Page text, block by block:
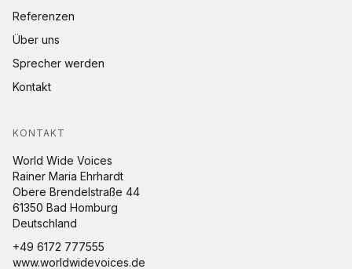
Referenzen
Über uns
Sprecher werden
Kontakt
KONTAKT
World Wide Voices
Rainer Maria Ehrhardt
Obere Brendelstraße 44
61350 Bad Homburg
Deutschland
+49 6172 777555
www.worldwidevoices.de